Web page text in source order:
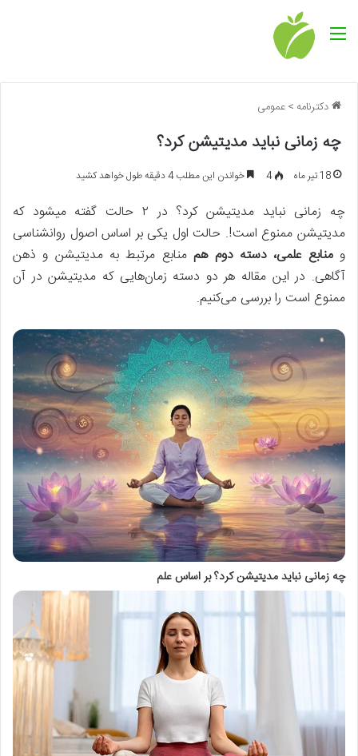
منو
دکترنامه >عمومی
چه زمانی نباید مدیتیشن کرد؟
18 تیر ماه 4 خواندن این مطلب 4 دقیقه طول خواهد کشید
چه زمانی نباید مدیتیشن کرد؟ در ۲ حالت گفته میشود که
مدیتیشن ممنوع است!. حالت اول یکی بر اساس اصول روانشناسی
ومنابع علمی، دسته دوم هممنابع مرتبط به مدیتیشن و ذهن
آگاهی. در این مقاله هر دو دسته زمان‌هایی که مدیتیشن در آن
ممنوع است را بررسی می‌کنیم.
چه زمانی نباید مدیتیشن کرد؟ بر اساس علم